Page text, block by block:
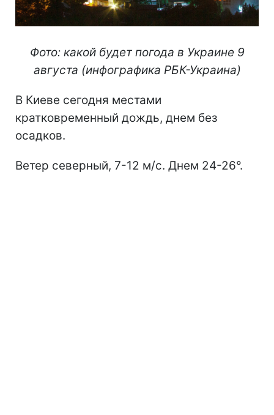
Фото: какой будет погода в Украине 9
августа (инфографика РБК-Украина)
В Киеве сегодня местами
кратковременный дождь, днем без
осадков.
Ветер северный, 7-12 м/с. Днем 24-26°.